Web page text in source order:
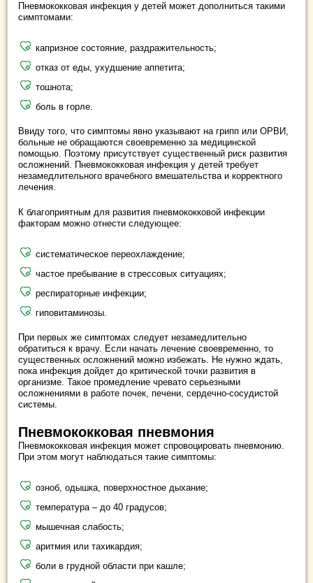
Пневмококковая инфекция у детей может дополниться такими
симптомами:
капризное состояние, раздражительность;
отказ от еды, ухудшение аппетита;
тошнота;
боль в горле.
Ввиду того, что симптомы явно указывают на грипп или ОРВИ,
больные не обращаются своевременно за медицинской
помощью. Поэтому присутствует существенный риск развития
осложнений. Пневмококковая инфекция у детей требует
незамедлительного врачебного вмешательства и корректного
лечения.
К благоприятным для развития пневмококковой инфекции
факторам можно отнести следующее:
систематическое переохлаждение;
частое пребывание в стрессовых ситуациях;
респираторные инфекции;
гиповитаминозы.
При первых же симптомах следует незамедлительно
обратиться к врачу. Если начать лечение своевременно, то
существенных осложнений можно избежать. Не нужно ждать,
пока инфекция дойдет до критической точки развития в
организме. Такое промедление чревато серьезными
осложнениями в работе почек, печени, сердечно-сосудистой
системы.
Пневмококковая пневмония
Пневмококковая инфекция может спровоцировать пневмонию.
При этом могут наблюдаться такие симптомы:
озноб, одышка, поверхностное дыхание;
температура – до 40 градусов;
мышечная слабость;
аритмия или тахикардия;
боли в грудной области при кашле;